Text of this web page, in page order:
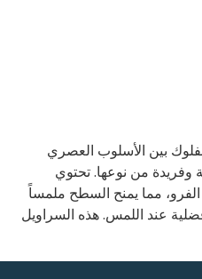
بين الأسلوب العصري
وفريدة من نوعها. تحتوي
مما يمنح السطح ملمساً
عند اللمس. هذه السراويل